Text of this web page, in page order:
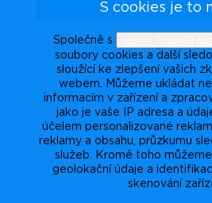
S cookies je to
Společně s
soubory cookies a další
sloužící ke zlepšení vašich
webem. Můžeme ukládat
informacím v zařízení a
jako je vaše IP adresa a
účelem personalizované
reklamy a obsahu, průzkumu
služeb. Kromě toho
geolokační údaje a
skenování